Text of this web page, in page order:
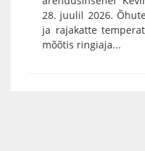
28. juulil 2026.
ja rajakatte
mõõtis ringiaja...